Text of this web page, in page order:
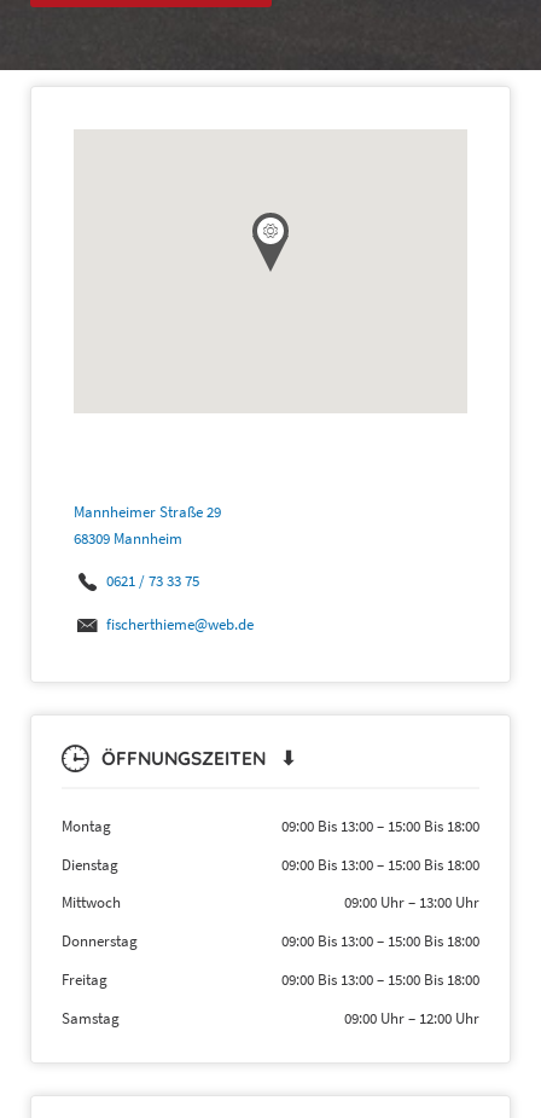
Mannheimer Straße 29
68309 Mannheim
0621 / 73 33 75
fischerthieme@web.de
ÖFFNUNGSZEITEN ⬇
Montag 09:00 Bis 13:00– 15:00 Bis 18:00
Dienstag
09:00 Bis 13:00– 15:00 Bis 18:00
Mittwoch
09:00 Uhr– 13:00 Uhr
Donnerstag
09:00 Bis 13:00– 15:00 Bis 18:00
Freitag
09:00 Bis 13:00– 15:00 Bis 18:00
Samstag
09:00 Uhr– 12:00 Uhr